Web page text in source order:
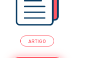
ARTIGO